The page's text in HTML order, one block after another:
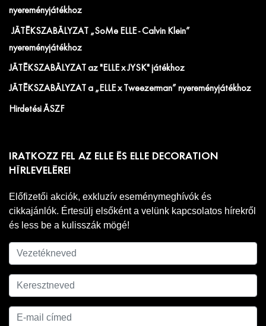
nyereményjátékhoz
JÁTÉKSZABÁLYZAT „SoMe ELLE - Calvin Klein”
nyereményjátékhoz
JÁTÉKSZABÁLYZAT az "ELLE x JYSK" játékhoz
JÁTÉKSZABÁLYZAT a „ELLE x Tweezerman” nyereményjátékhoz
Hirdetési ÁSZF
IRATKOZZ FEL AZ ELLE ÉS ELLE DECORATION
HÍRLEVELÉRE!
Előfizetői akciók, exkluzív eseménymeghívók és
cikkajánlók. Értesülj elsőként a velünk kapcsolatos hírekről
és less be a kulisszák mögé!